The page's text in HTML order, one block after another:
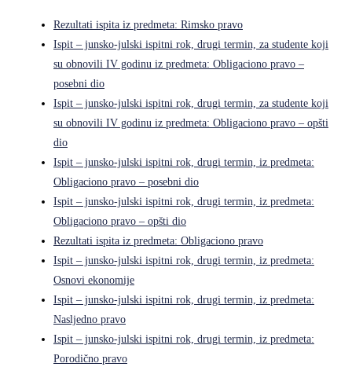
Rezultati ispita iz predmeta: Rimsko pravo
Ispit – junsko-julski ispitni rok, drugi termin, za studente koji
su obnovili IV godinu iz predmeta: Obligaciono pravo –
posebni dio
Ispit – junsko-julski ispitni rok, drugi termin, za studente koji
su obnovili IV godinu iz predmeta: Obligaciono pravo – opšti
dio
Ispit – junsko-julski ispitni rok, drugi termin, iz predmeta:
Obligaciono pravo – posebni dio
Ispit – junsko-julski ispitni rok, drugi termin, iz predmeta:
Obligaciono pravo – opšti dio
Rezultati ispita iz predmeta: Obligaciono pravo
Ispit – junsko-julski ispitni rok, drugi termin, iz predmeta:
Osnovi ekonomije
Ispit – junsko-julski ispitni rok, drugi termin, iz predmeta:
Nasljedno pravo
Ispit – junsko-julski ispitni rok, drugi termin, iz predmeta:
Porodično pravo